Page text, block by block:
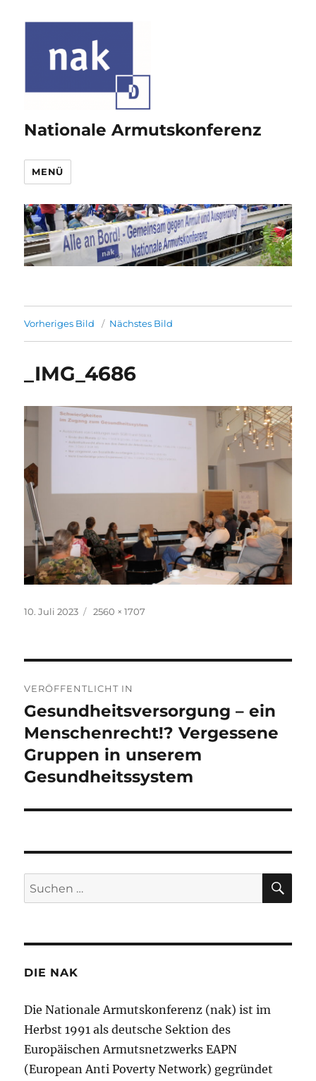
Nationale Armutskonferenz
MENÜ
Vorheriges Bild Nächstes Bild
_IMG_4686
Veröffentlicht
10. Juli 2023 Originalgröße
2560 × 1707
VERÖFFENTLICHT IN
Gesundheitsversorgung – ein
Menschenrecht!? Vergessene
Gruppen in unserem
Gesundheitssystem
Suchen
nach:
DIE NAK
Die Nationale Armutskonferenz (nak) ist im
Herbst 1991 als deutsche Sektion des
Europäischen Armutsnetzwerks EAPN
(European Anti Poverty Network) gegründet